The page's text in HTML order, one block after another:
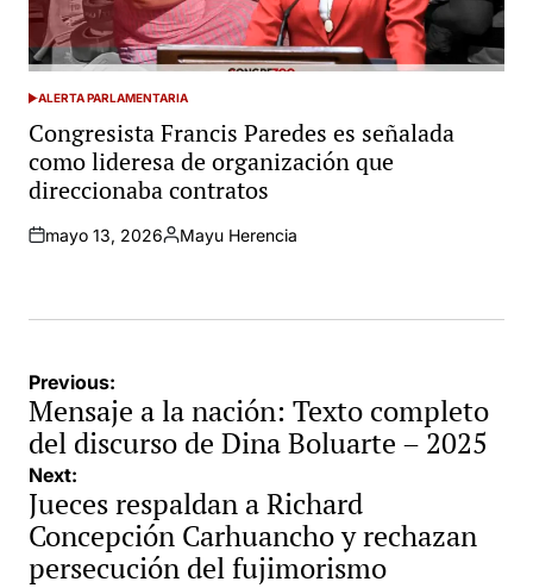
POSTED
IN
ALERTA PARLAMENTARIA
Congresista Francis Paredes es señalada
como lideresa de organización que
direccionaba contratos
mayo 13, 2026
Posted
Mayu Herencia
Navegación
de
entradas
Previous:
Mensaje a la nación: Texto completo
del discurso de Dina Boluarte – 2025
Next:
Jueces respaldan a Richard
Concepción Carhuancho y rechazan
persecución del fujimorismo